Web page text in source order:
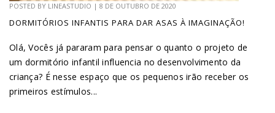
POSTED BY LINEASTUDIO | 8 DE OUTUBRO DE 2020
DORMITÓRIOS INFANTIS PARA DAR ASAS À IMAGINAÇÃO!
Olá, Vocês já pararam para pensar o quanto o projeto de
um dormitório infantil influencia no desenvolvimento da
criança? É nesse espaço que os pequenos irão receber os
primeiros estímulos...